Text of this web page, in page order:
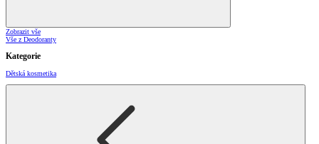
Zobrazit vše
Vše z Deodoranty
Kategorie
Dětská kosmetika